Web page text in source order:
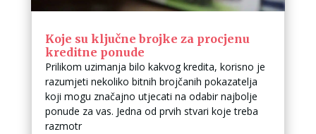
Koje su ključne brojke za procjenu
kreditne ponude
Prilikom uzimanja bilo kakvog kredita, korisno je
razumjeti nekoliko bitnih brojčanih pokazatelja
koji mogu značajno utjecati na odabir najbolje
ponude za vas. Jedna od prvih stvari koje treba
razmotr